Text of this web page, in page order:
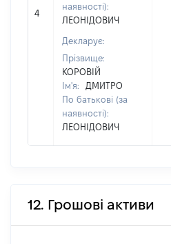
4
наявності):
ЛЕОНІДОВИЧ
Декларує:
Прізвище:
КОРОВІЙ
Ім'я:
ДМИТРО
По батькові (за
наявності):
ЛЕОНІДОВИЧ
12. Грошові активи